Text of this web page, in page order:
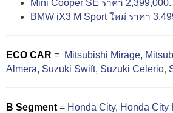
Mini Cooper SE ราคา 2,399,000.
BMW iX3 M Sport ใหม่ ราคา
ECO CAR = Mitsubishi Mirage,
Almera, Suzuki Swift, Suzuki Celerio,
B Segment = Honda City, Honda City